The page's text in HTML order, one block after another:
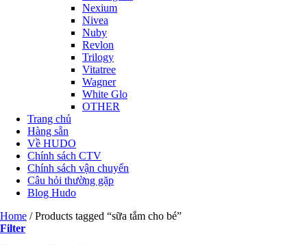
Nexium
Nivea
Nuby
Revlon
Trilogy
Vitatree
Wagner
White Glo
OTHER
Trang chủ
Hàng sẵn
Về HUDO
Chính sách CTV
Chính sách vận chuyển
Câu hỏi thường gặp
Blog Hudo
Home /Products tagged “sữa tắm cho bé”
Filter